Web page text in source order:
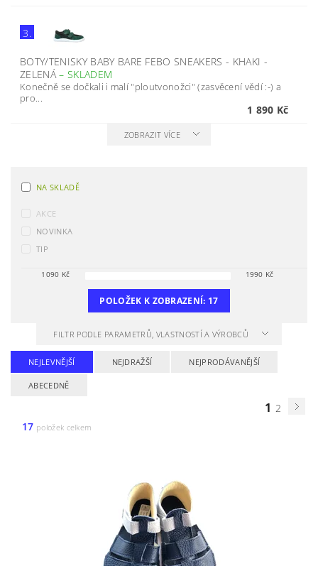
3.
BOTY/TENISKY BABY BARE FEBO SNEAKERS - KHAKI -
ZELENÁ–SKLADEM
Konečně se dočkali i malí "ploutvonožci" (zasvěcení vědí :-) a
pro...
1 890 Kč
ZOBRAZIT VÍCE
NA SKLADĚ
AKCE
NOVINKA
TIP
1090 Kč 1990 Kč
POLOŽEK K ZOBRAZENÍ: 17
FILTR PODLE PARAMETRŮ, VLASTNOSTÍ A VÝROBCŮ
NEJLEVNĚJŠÍ NEJDRAŽŠÍ NEJPRODÁVANĚJŠÍ
ABECEDNĚ
1 2
17 položek celkem